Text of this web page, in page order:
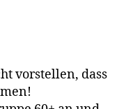
vorstellen, dass